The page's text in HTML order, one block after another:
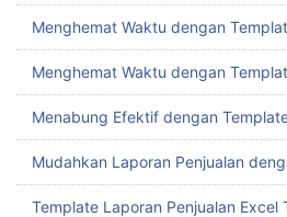
Menghemat Waktu dengan
Menghemat Waktu dengan
Menabung Efektif dengan
Mudahkan Laporan Penjualan
Template Laporan Penjualan Excel